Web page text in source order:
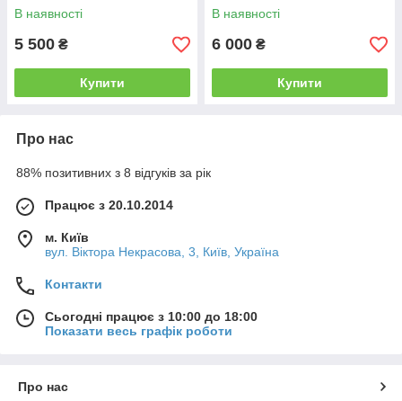
В наявності
5 500 ₴
Купити
В наявності
6 000 ₴
Купити
Про нас
88% позитивних з 8 відгуків за рік
Працює з 20.10.2014
м. Київ
вул. Вiктора Некрасова, 3, Київ, Україна
Контакти
Сьогодні працює з 10:00 до 18:00
Показати весь графік роботи
Про нас